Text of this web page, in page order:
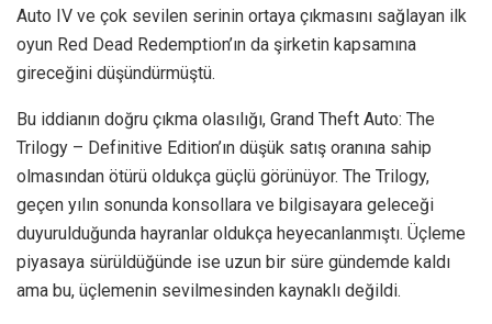
Auto IV ve çok sevilen serinin ortaya çıkmasını sağlayan ilk
oyun Red Dead Redemption’ın da şirketin kapsamına
gireceğini düşündürmüştü.
Bu iddianın doğru çıkma olasılığı, Grand Theft Auto: The
Trilogy – Definitive Edition’ın düşük satış oranına sahip
olmasından ötürü oldukça güçlü görünüyor. The Trilogy,
geçen yılın sonunda konsollara ve bilgisayara geleceği
duyurulduğunda hayranlar oldukça heyecanlanmıştı. Üçleme
piyasaya sürüldüğünde ise uzun bir süre gündemde kaldı
ama bu, üçlemenin sevilmesinden kaynaklı değildi.